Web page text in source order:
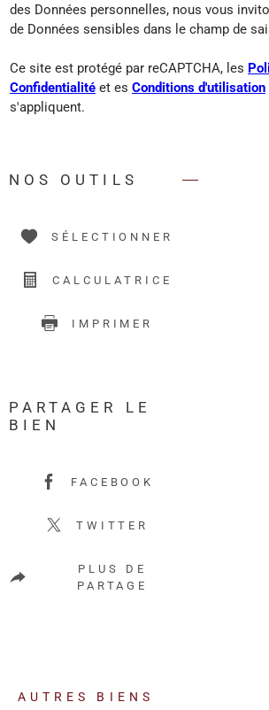
des Données personnelles, nous vous
de Données sensibles dans le champ de
Ce site est protégé par reCAPTCHA, les
Confidentialité et es Conditions d'utilisation
s'appliquent.
NOS OUTILS
SÉLECTIONNER
CALCULATRICE
IMPRIMER
PARTAGER LE
BIEN
FACEBOOK
TWITTER
PLUS DE
PARTAGE
AUTRES BIENS